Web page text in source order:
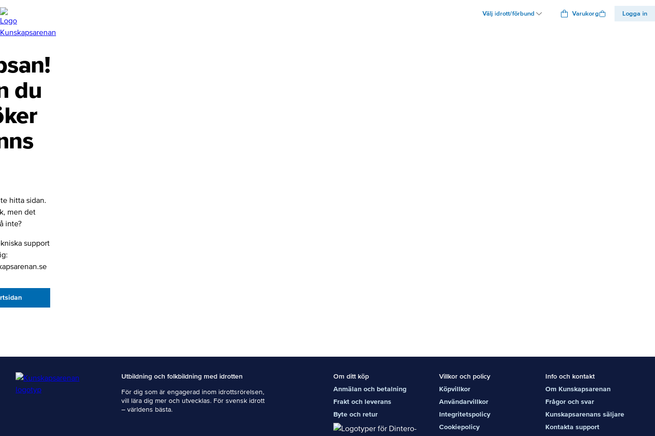
Välj idrott/förbund Varukorg Logga in
du
hitta sidan.
men det
inte?
support
Utbildning och folkbildning med idrotten
För dig som är engagerad inom idrottsrörelsen,
vill lära dig mer och utvecklas. För svensk idrott
– världens bästa.
Om ditt köp
Anmälan och betalning
Frakt och leverans
Byte och retur
Villkor och policy
Köpvillkor
Användarvillkor
Integritetspolicy
Cookiepolicy
Info och kontakt
Om Kunskapsarenan
Frågor och svar
Kunskapsarenans säljare
Kontakta support